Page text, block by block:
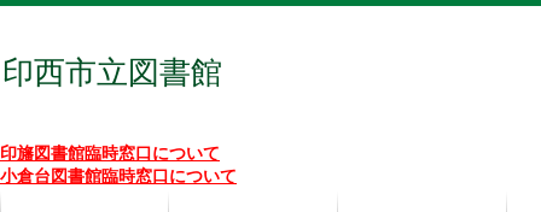
印西市立図書館
印旛図書館臨時窓口について
小倉台図書館臨時窓口について